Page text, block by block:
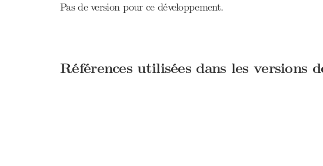
Pas de version pour ce développement.
Références utilisées dans les versions